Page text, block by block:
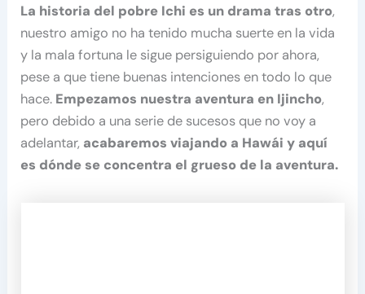
La historia del pobre Ichi es un drama tras otro,
nuestro amigo no ha tenido mucha suerte en la vida
y la mala fortuna le sigue persiguiendo por ahora,
pese a que tiene buenas intenciones en todo lo que
hace. Empezamos nuestra aventura en Ijincho,
pero debido a una serie de sucesos que no voy a
adelantar, acabaremos viajando a Hawái y aquí
es dónde se concentra el grueso de la aventura.